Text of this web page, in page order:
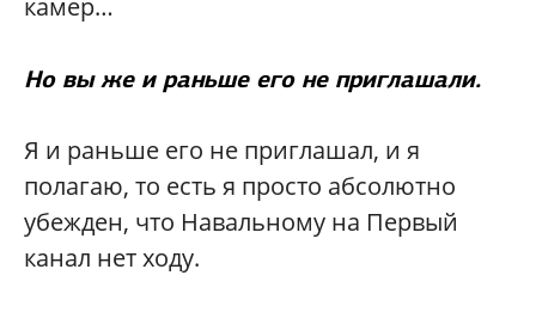
Но вы же и раньше его не приглашали.
Я и раньше его не приглашал, и я
полагаю, то есть я просто абсолютно
убежден, что Навальному на Первый
канал нет ходу.